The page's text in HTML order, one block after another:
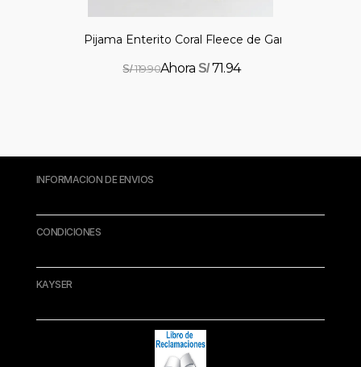
Pijama Enterito Coral Fleece de Garrita
S/119.90 S/71.94
INFORMACION DE ENVIOS
CONDICIONES
KAYSER